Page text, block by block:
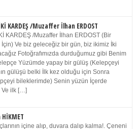
KARDEŞ /Muzaffer İlhan ERDOST
KARDEŞ /Muzaffer İlhan ERDOST (Bir
İçin) Ve biz geleceğiz bir gün, biz ikimiz İki
Fotoğrafımızda durduğumuz gibi Benim
Yüzümde yapay bir gülüş (Kelepçeyi
gülüşü belki İlk kez olduğu için Sonra
bileklerimde) Senin yüzün İçerde
Ve ilk […]
HİKMET
içine alıp, duvara dalıp kalma!. Çeneni